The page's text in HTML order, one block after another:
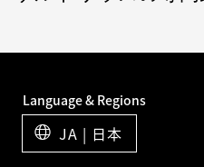
Language & Regions
JA | 日本